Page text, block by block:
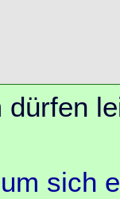
dürfen
sich